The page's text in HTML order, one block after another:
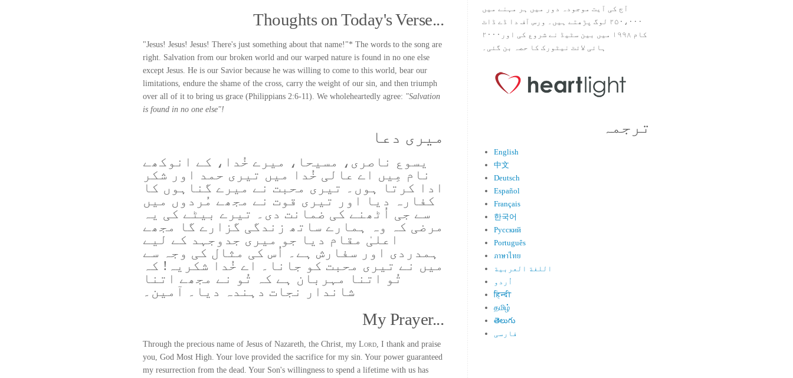
Thoughts on Today's Verse...
"Jesus! Jesus! Jesus! There's just something about that name!"* The words to the song are
right. Salvation from our broken world and our warped nature is found in no one else
except Jesus. He is our Savior because he was willing to come to this world, bear our
limitations, endure the shame of the cross, carry the weight of our sin, and then triumph
over all of it to bring us grace (Philippians 2:6-11). We wholeheartedly agree: "Salvation
is found in no one else"!
میری دعا
یسوع ناصری، مسیحا، میرے خُدا، کے انوکھے
نام مِیں اے عالی خُدا میں تیری حمد اور شکر
ادا کرتا ہوں۔ تیری محبت نے میرے گناہوں کا
کفارہ دیا اور تیری قوت نے مجھے مُردوں میں
سے جی اُٹھنے کی ضمانت دی۔ تیرے بیٹے کی یہ
مرضی کہ وہ ہمارے ساتھ زندگی گزارے گا مجھے
اعلیٰ مقام دیا جو میری جدوجہد کے لیے
ہمدردی اور سفارش ہے۔ اُس کی مثال کی وجہ سے
میں نے تیری محبت کو جانا۔ اے خُدا شکریہ! کہ
تُو اتنا مہربان ہے کہ تُو نے مجھے اتنا
شاندار نجات دہندہ دیا۔ آمین۔
My Prayer...
Through the precious name of Jesus of Nazareth, the Christ, my Lord, I thank and praise
you, God Most High. Your love provided the sacrifice for my sin. Your power guaranteed
my resurrection from the dead. Your Son's willingness to spend a lifetime with us has
آج کی آیت موجودہ دور میں ہر مہنے میں
۲۵۰،۰۰۰ لوگ پڑھتے ہیں۔ ورس آف دا ڈے ڈاٹ
کام ۱۹۹۸ میں بین سٹیڈ نے شروع کی اور۲۰۰۰
ہائی لائٹ نیٹورک کا حصہ بن گئی۔
ترجمہ
English
中文
Deutsch
Español
Français
한국어
Русский
Português
ภาษาไทย
اللغة العربية
اُردو
हिन्दी
தமிழ்
తెలుగు
فارسی